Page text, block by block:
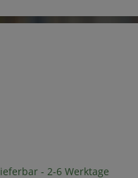
- 2-6 Werktage